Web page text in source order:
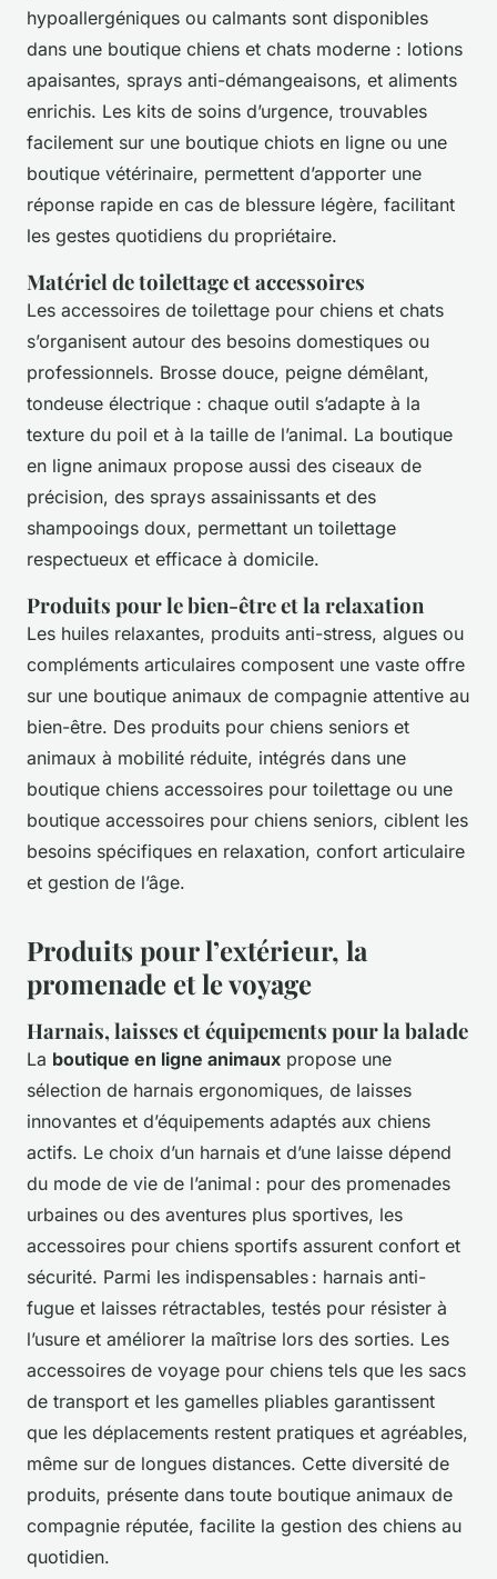
hypoallergéniques ou calmants sont disponibles
dans une boutique chiens et chats moderne : lotions
apaisantes, sprays anti-démangeaisons, et aliments
enrichis. Les kits de soins d’urgence, trouvables
facilement sur une boutique chiots en ligne ou une
boutique vétérinaire, permettent d’apporter une
réponse rapide en cas de blessure légère, facilitant
les gestes quotidiens du propriétaire.
Matériel de toilettage et accessoires
Les accessoires de toilettage pour chiens et chats
s’organisent autour des besoins domestiques ou
professionnels. Brosse douce, peigne démêlant,
tondeuse électrique : chaque outil s’adapte à la
texture du poil et à la taille de l’animal. La boutique
en ligne animaux propose aussi des ciseaux de
précision, des sprays assainissants et des
shampooings doux, permettant un toilettage
respectueux et efficace à domicile.
Produits pour le bien-être et la relaxation
Les huiles relaxantes, produits anti-stress, algues ou
compléments articulaires composent une vaste offre
sur une boutique animaux de compagnie attentive au
bien-être. Des produits pour chiens seniors et
animaux à mobilité réduite, intégrés dans une
boutique chiens accessoires pour toilettage ou une
boutique accessoires pour chiens seniors, ciblent les
besoins spécifiques en relaxation, confort articulaire
et gestion de l’âge.
Produits pour l’extérieur, la
promenade et le voyage
Harnais, laisses et équipements pour la balade
La boutique en ligne animaux propose une
sélection de harnais ergonomiques, de laisses
innovantes et d’équipements adaptés aux chiens
actifs. Le choix d’un harnais et d’une laisse dépend
du mode de vie de l’animal : pour des promenades
urbaines ou des aventures plus sportives, les
accessoires pour chiens sportifs assurent confort et
sécurité. Parmi les indispensables : harnais anti-
fugue et laisses rétractables, testés pour résister à
l’usure et améliorer la maîtrise lors des sorties. Les
accessoires de voyage pour chiens tels que les sacs
de transport et les gamelles pliables garantissent
que les déplacements restent pratiques et agréables,
même sur de longues distances. Cette diversité de
produits, présente dans toute boutique animaux de
compagnie réputée, facilite la gestion des chiens au
quotidien.